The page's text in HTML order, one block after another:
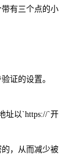
有三个点的小
证的设置。
址以`https://`开
，从而减少被